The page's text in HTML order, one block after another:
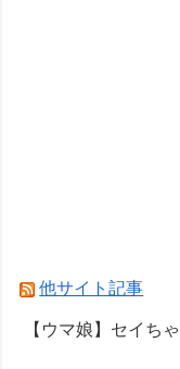
他サイト記事
【ウマ娘】セイち